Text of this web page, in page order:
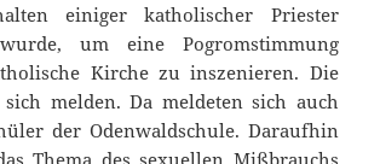
einiger katholischer Priester
um eine Pogromstimmung
Kirche zu inszenieren. Die
melden. Da meldeten sich auch
der Odenwaldschule. Daraufhin